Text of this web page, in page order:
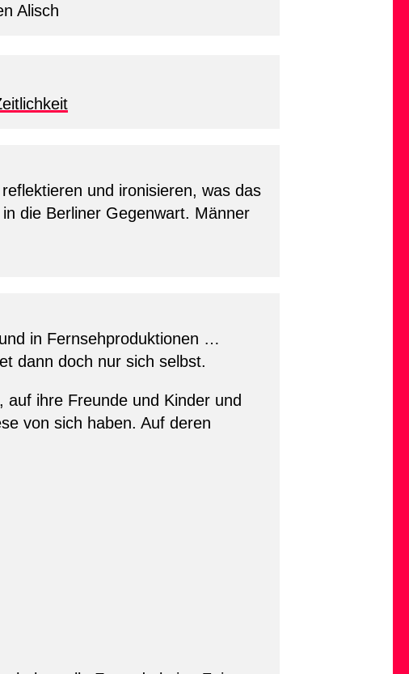
Alisch
und ironisieren, was das
die Berliner Gegenwart. Männer
in Fernsehproduktionen …
dann doch nur sich selbst.
ihre Freunde und Kinder und
von sich haben. Auf deren